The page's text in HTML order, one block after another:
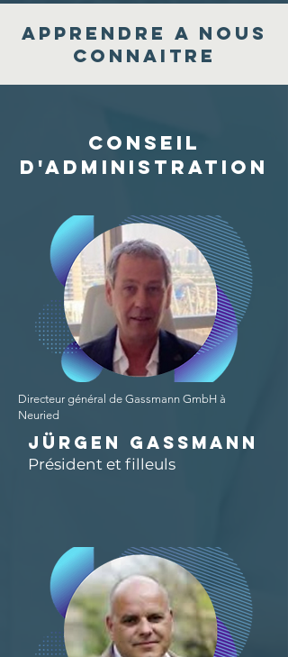
Apprendre a nous
connaitre
Conseil
d'administration
Directeur général de Gassmann GmbH à
Neuried
Jürgen Gassmann
Président et filleuls